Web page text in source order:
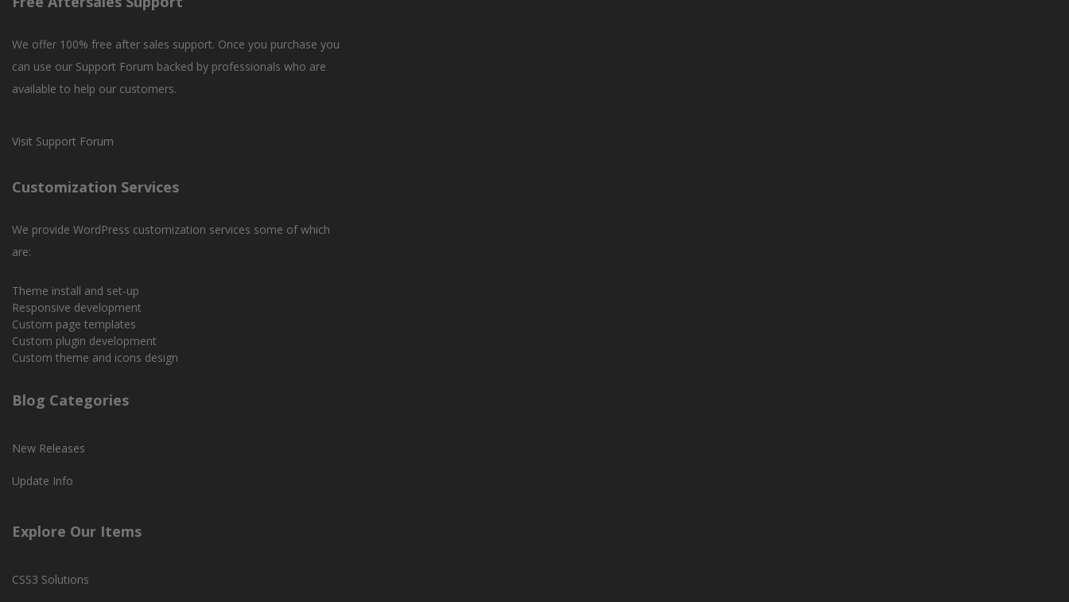
We offer 100% free after sales support. Once you purchase you
can use our Support Forum backed by professionals who are
available to help our customers.
Visit Support Forum
Customization Services
We provide WordPress customization services some of which
are:
Theme install and set-up
Responsive development
Custom page templates
Custom plugin development
Custom theme and icons design
Blog Categories
New Releases
Update Info
Explore Our Items
CSS3 Solutions